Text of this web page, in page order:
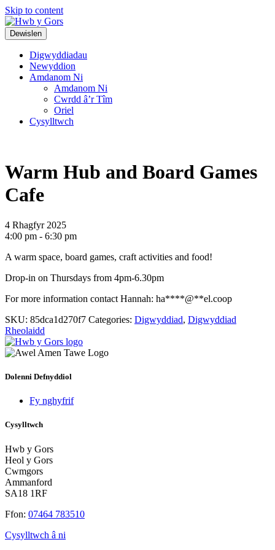
Skip to content
Top
Navigation
Main
Navigation
Dewislen
Digwyddiadau
Newyddion
Amdanom Ni
Amdanom Ni
Cwrdd â’r Tîm
Oriel
Cysylltwch
Warm Hub and Board Games
Cafe
4 Rhagfyr 2025
4:00 pm - 6:30 pm
A warm space, board games, craft activities and food!
Drop-in on Thursdays from 4pm-6.30pm
For more information contact Hannah: ha****@**el.coop
SKU: 85dca1d270f7 Categories: Digwyddiad, Digwyddiad
Rheolaidd
Dolenni Defnyddiol
Fy nghyfrif
Cysylltwch
Hwb y Gors
Heol y Gors
Cwmgors
Ammanford
SA18 1RF
Ffon: 07464 783510
Cysylltwch â ni